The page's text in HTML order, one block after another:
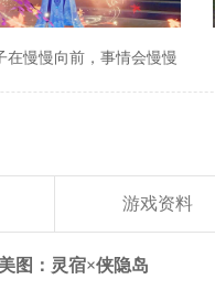
在慢慢向前，事情会慢慢
游戏资料
美图：灵宿×侠隐岛